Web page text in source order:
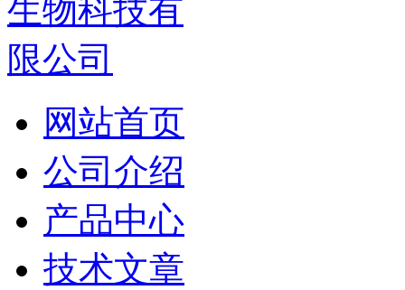
网站首页
公司介绍
产品中心
技术文章